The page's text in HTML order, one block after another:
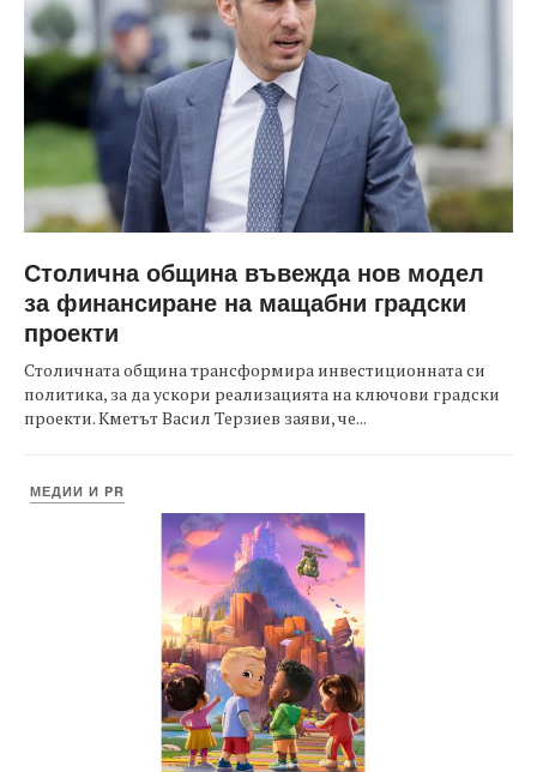
Столична община въвежда нов модел
за финансиране на мащабни градски
проекти
Столичната община трансформира инвестиционната си
политика, за да ускори реализацията на ключови градски
проекти. Кметът Васил Терзиев заяви, че...
МЕДИИ И PR